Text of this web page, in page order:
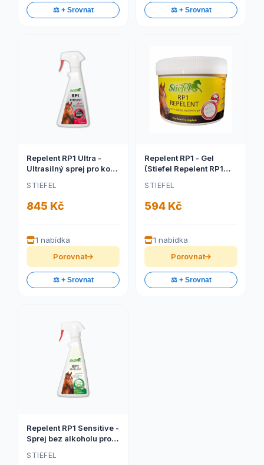
⚖️ + Srovnat ⚖️ + Srovnat
Repelent RP1 Ultra -
Ultrasilný sprej pro koně
Repelent RP1 Ultra pro
koně a jezdce, láhev s
rozprašovačem 500 ml)
STIEFEL
845 Kč
1 nabídka
Porovnat
⚖️ + Srovnat
Repelent RP1 - Gel
(Stiefel Repelent RP1
šetrná ochrana proti
hmyzu bez zápachu, gel
pro nepřístupná místa
STIEFEL
594 Kč
1 nabídka
Porovnat
⚖️ + Srovnat
Repelent RP1 Sensitive -
Sprej bez alkoholu pro
(Stiefel Repelent RP1
STIEFEL